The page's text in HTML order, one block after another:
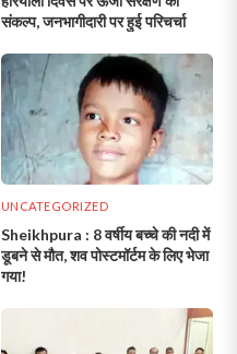
संकल्प, जनभागीदारी पर हुई परिचर्चा
UNCATEGORIZED
Sheikhpura : 8 वर्षीय बच्चे की नदी में
डूबने से मौत, शव पोस्टमॉर्टम के लिए भेजा
गया!